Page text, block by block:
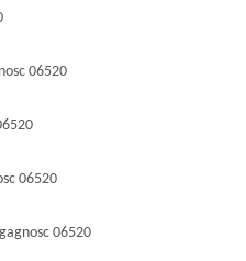
06520
06520
06520